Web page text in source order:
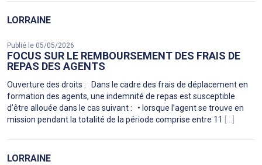
LORRAINE
Publié le 05/05/2026
FOCUS SUR LE REMBOURSEMENT DES FRAIS DE
REPAS DES AGENTS
Ouverture des droits : Dans le cadre des frais de déplacement en
formation des agents, une indemnité de repas est susceptible
d’être allouée dans le cas suivant : • lorsque l’agent se trouve en
mission pendant la totalité de la période comprise entre 11
[...]
LORRAINE